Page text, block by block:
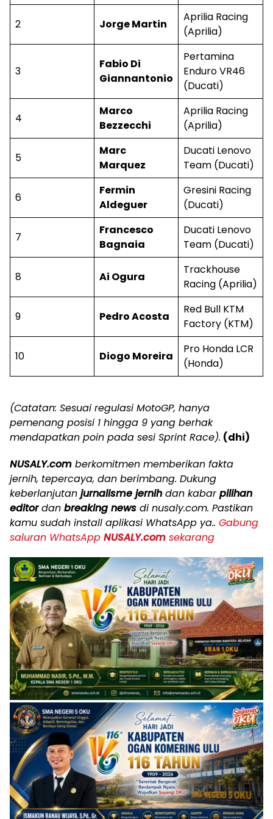
2 Jorge Martin
Aprilia Racing
(Aprilia)
3
Fabio Di
Giannantonio
Pertamina
Enduro VR46
(Ducati)
4
Marco
Bezzecchi
Aprilia Racing
(Aprilia)
5
Marc
Marquez
Ducati Lenovo
Team (Ducati)
6
Fermin
Aldeguer
Gresini Racing
(Ducati)
7
Francesco
Bagnaia
Ducati Lenovo
Team (Ducati)
8 Ai Ogura
Trackhouse
Racing (Aprilia)
9 Pedro Acosta
Red Bull KTM
Factory (KTM)
10 Diogo Moreira
Pro Honda LCR
(Honda)
(Catatan: Sesuai regulasi MotoGP, hanya
pemenang posisi 1 hingga 9 yang berhak
mendapatkan poin pada sesi Sprint Race). (dhi)
NUSALY.com berkomitmen memberikan fakta
jernih, tepercaya, dan berimbang. Dukung
keberlanjutan jurnalisme jernih dan kabarpilihan
editordan breaking news di nusaly.com. Pastikan
kamu sudah install aplikasi WhatsApp ya.. Gabung
saluran WhatsApp NUSALY.com sekarang